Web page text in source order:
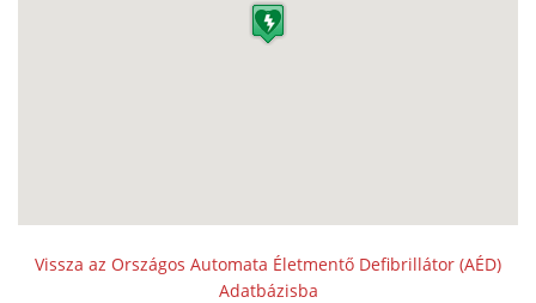
Vissza az Országos Automata Életmentő Defibrillátor (AÉD)
Adatbázisba